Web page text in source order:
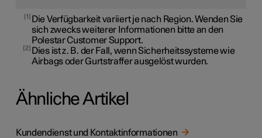
1
Die Verfügbarkeit variiert je nach Region. Wenden Sie
sich zwecks weiterer Informationen bitte an den
Polestar Customer Support.
2
Dies ist z. B. der Fall, wenn Sicherheitssysteme wie
Airbags oder Gurtstraffer ausgelöst wurden.
Ähnliche Artikel
Kundendienst und Kontaktinformationen